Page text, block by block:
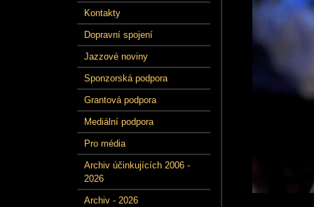
Kontakty
Dopravní spojení
Jazzové noviny
Sponzorská podpora
Grantová podpora
Mediální podpora
Pro média
Archiv účinkujících 2006 -
2026
Archiv - 2026